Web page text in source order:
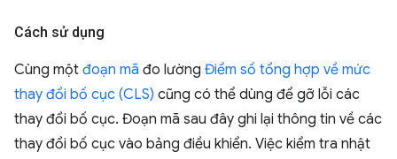
Cách sử dụng
Cùng một đoạn mã đo lường Điểm số tổng hợp về mức
thay đổi bố cục (CLS) cũng có thể dùng để gỡ lỗi các
thay đổi bố cục. Đoạn mã sau đây ghi lại thông tin về các
thay đổi bố cục vào bảng điều khiển. Việc kiểm tra nhật